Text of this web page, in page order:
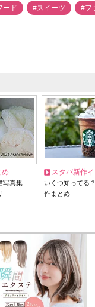
ード #スイーツ #フ
め
写真集…
スタバ新作イ
いくつ知ってる
作まとめ